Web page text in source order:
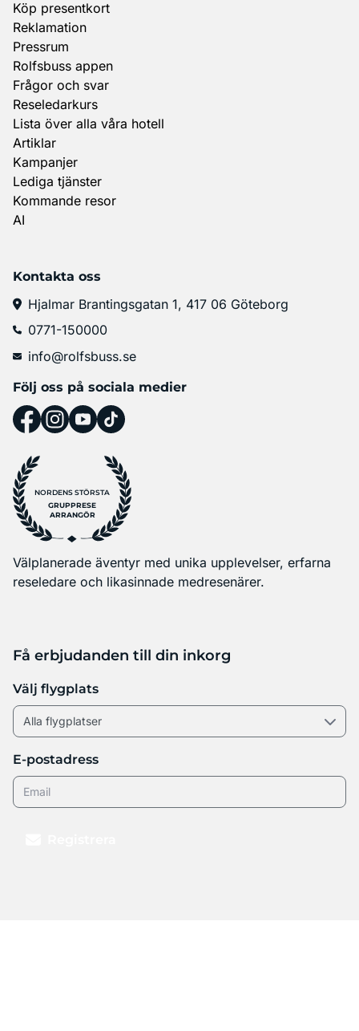
Köp presentkort
Reklamation
Pressrum
Rolfsbuss appen
Frågor och svar
Reseledarkurs
Lista över alla våra hotell
Artiklar
Kampanjer
Lediga tjänster
Kommande resor
AI
Kontakta oss
Hjalmar Brantingsgatan 1, 417 06 Göteborg
0771-150000
info@rolfsbuss.se
Följ oss på sociala medier
NORDENS STÖRSTA
GRUPPRESE
ARRANGÖR
Välplanerade äventyr med unika upplevelser, erfarna
reseledare och likasinnade medresenärer.
Få erbjudanden till din inkorg
Välj flygplats
E-postadress